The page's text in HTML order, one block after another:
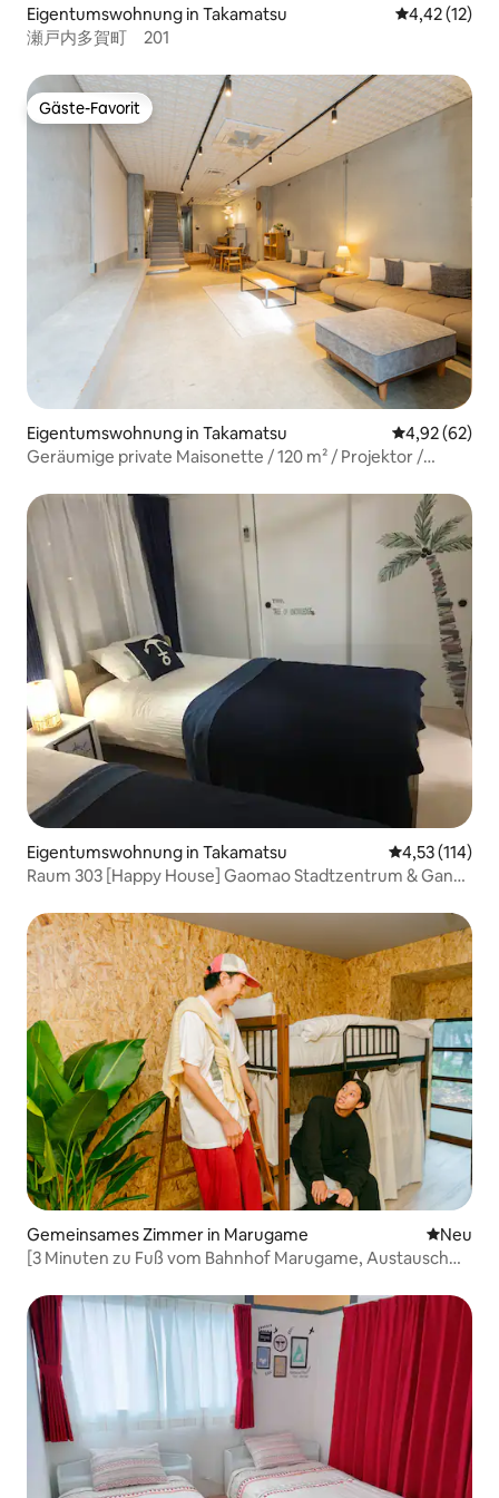
Eigentumswohnung in Takamatsu
4,42 (12)
瀬戸内多賀町 201
Gäste-Favorit
Gäste-Favorit
Eigentumswohnung in Takamatsu
4,92 (62)
Geräumige private Maisonette / 120 m² / Projektor /
Eigentumswohnung in Takamatsu
4,53 (114)
Raum 303 [Happy House] Gaomao Stadtzentrum & Ganze
Gemeinsames Zimmer in Marugame Neue
Neu
[3 Minuten zu Fuß vom Bahnhof Marugame, Austausch
einem über 100 Jahre alten Haus, gemischter Schlafsaal